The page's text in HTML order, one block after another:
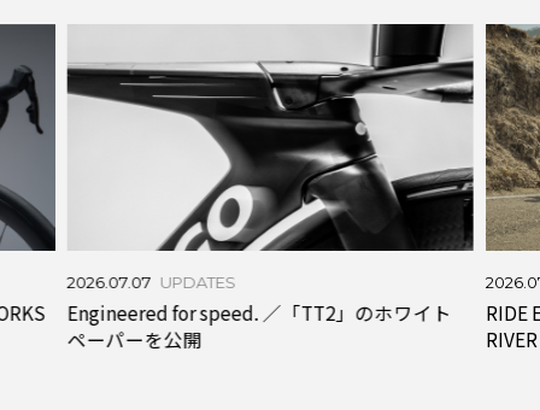
2026.07.07 UPDATES
Engineered for speed. ／「TT2」のホワイト
ペーパーを公開
RIDE